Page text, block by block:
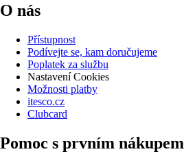
O nás
Přístupnost
Podívejte se, kam doručujeme
Poplatek za službu
Nastavení Cookies
Možnosti platby
itesco.cz
Clubcard
Pomoc s prvním nákupem